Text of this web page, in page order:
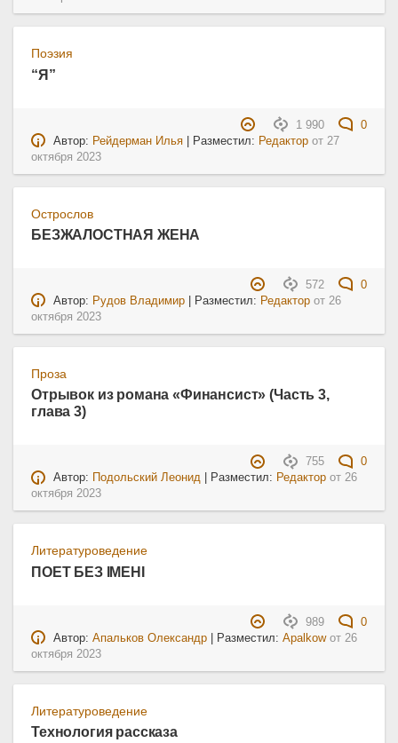
Поэзия
“Я”
1 990
0
Автор: Рейдерман Илья | Разместил: Редактор от 27
октября 2023
Острослов
БЕЗЖАЛОСТНАЯ ЖЕНА
572
0
Автор: Рудов Владимир | Разместил: Редактор от26
октября 2023
Проза
Отрывок из романа «Финансист» (Часть 3,
глава 3)
755
0
Автор:
Подольский Леонид | Разместил: Редактор от26
октября 2023
Литературоведение
ПОЕТ БЕЗ ІМЕНІ
989
0
Автор:Апальков Олександр | Разместил:Apalkowот26
октября 2023
Литературоведение
Технология рассказа